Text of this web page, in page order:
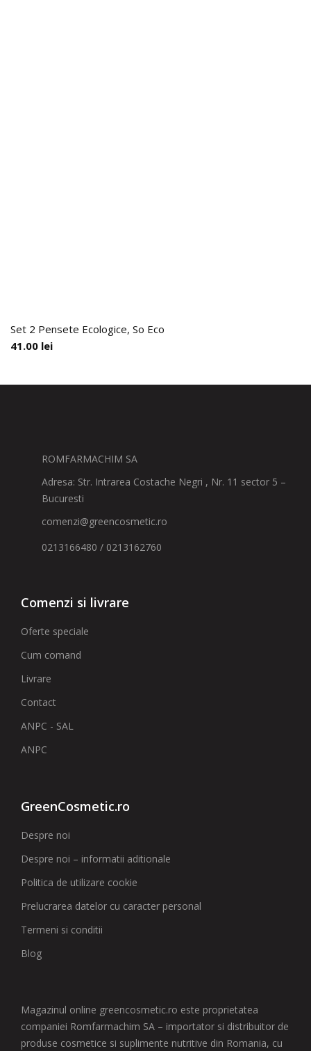
Set 2 Pensete Ecologice, So Eco
41.00 lei
ROMFARMACHIM SA
Adresa: Str. Intrarea Costache Negri , Nr. 11 sector 5 –
Bucuresti
comenzi@greencosmetic.ro
0213166480 / 0213162760
Comenzi si livrare
Oferte speciale
Cum comand
Livrare
Contact
ANPC - SAL
ANPC
GreenCosmetic.ro
Despre noi
Despre noi – informatii aditionale
Politica de utilizare cookie
Prelucrarea datelor cu caracter personal
Termeni si conditii
Blog
Magazinul online greencosmetic.ro este proprietatea
companiei Romfarmachim SA – importator si distribuitor de
produse cosmetice si suplimente nutritive din Romania, cu